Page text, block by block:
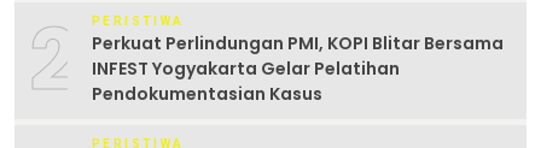
2 PERISTIWA
Perkuat Perlindungan PMI, KOPI Blitar Bersama
INFEST Yogyakarta Gelar Pelatihan
Pendokumentasian Kasus
PERISTIWA